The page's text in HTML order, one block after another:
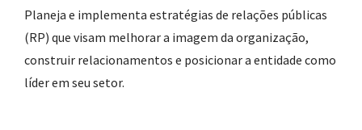
Planeja e implementa estratégias de relações públicas
(RP) que visam melhorar a imagem da organização,
construir relacionamentos e posicionar a entidade como
líder em seu setor.